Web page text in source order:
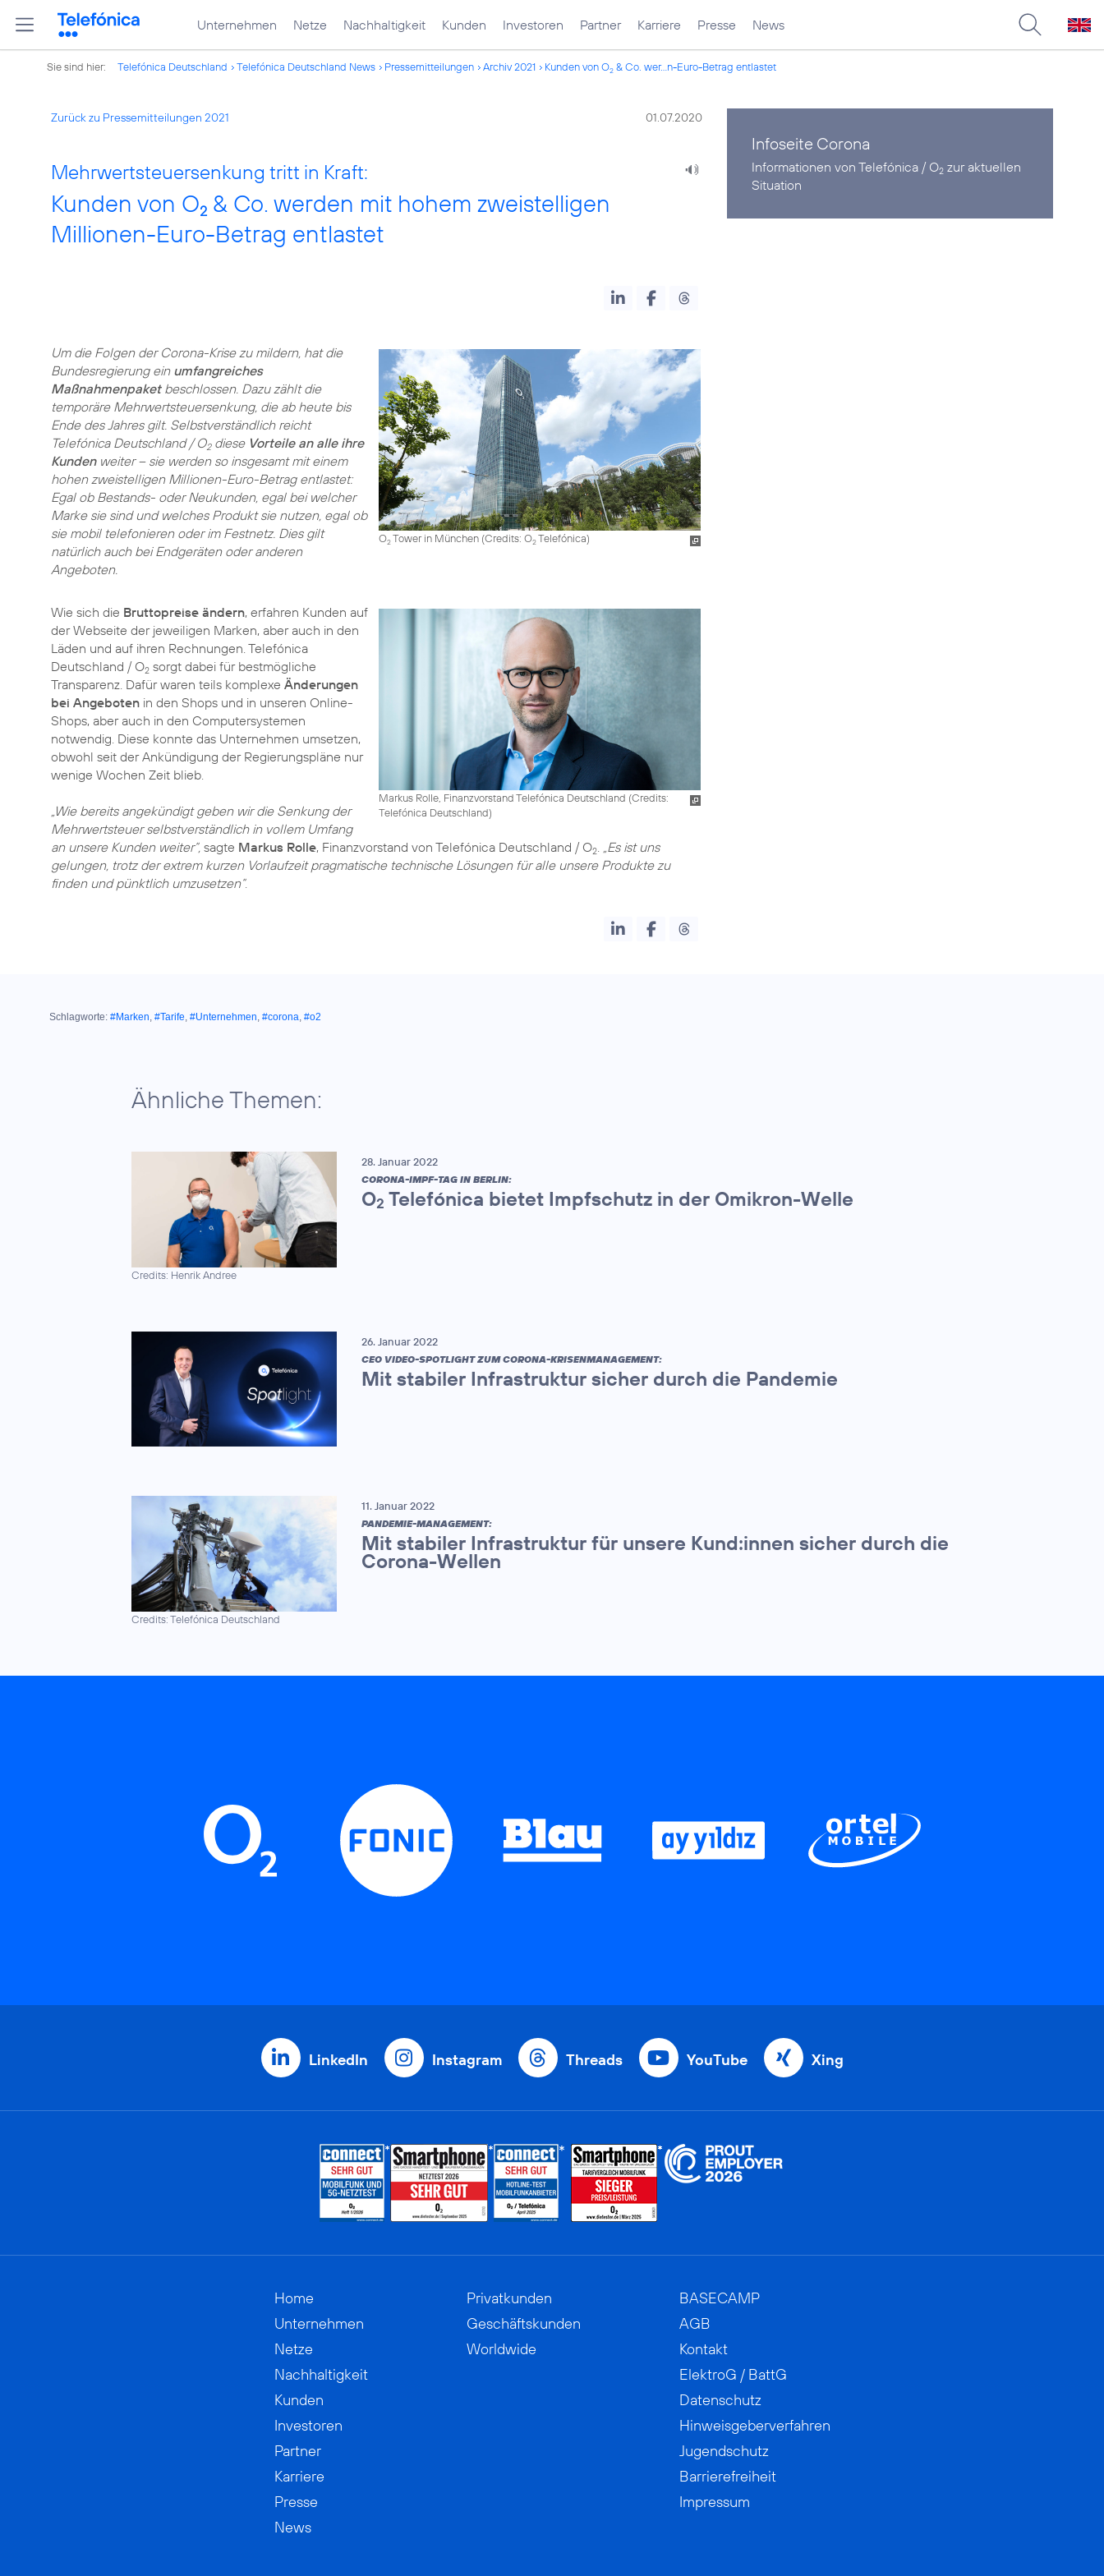
Unternehmen Netze Nachhaltigkeit Kunden Investoren Partner Karriere Presse News
Sie sind hier: Telefónica Deutschland Telefónica Deutschland News Pressemitteilungen Archiv 2021 Kunden von O2 & Co. wer...n-Euro-Betrag entlastet
Zurück zu Pressemitteilungen 2021 01.07.2020
Mehrwertsteuersenkung tritt in Kraft:
Kunden von O2 & Co. werden mit hohem zweistelligen
Millionen-Euro-Betrag entlastet
O2Tower in München (Credits: O2Telefónica)
Um die Folgen der Corona-Krise zu mildern, hat die
Bundesregierung ein umfangreiches
Maßnahmenpaketbeschlossen. Dazu zählt die
temporäre Mehrwertsteuersenkung, die ab heute bis
Ende des Jahres gilt. Selbstverständlich reicht
Telefónica Deutschland / O2diese Vorteile an alle ihre
Kundenweiter – sie werden so insgesamt mit einem
hohen zweistelligen Millionen-Euro-Betrag entlastet:
Egal ob Bestands- oder Neukunden, egal bei welcher
Marke sie sind und welches Produkt sie nutzen, egal ob
sie mobil telefonieren oder im Festnetz. Dies gilt
natürlich auch bei Endgeräten oder anderen
Angeboten.
Markus Rolle, Finanzvorstand Telefónica Deutschland (Credits:
Telefónica Deutschland)
Wie sich die Bruttopreise ändern, erfahren Kunden auf
der Webseite der jeweiligen Marken, aber auch in den
Läden und auf ihren Rechnungen. Telefónica
Deutschland / O2 sorgt dabei für bestmögliche
Transparenz. Dafür waren teils komplexe Änderungen
bei Angeboten in den Shops und in unseren Online-
Shops, aber auch in den Computersystemen
notwendig. Diese konnte das Unternehmen umsetzen,
obwohl seit der Ankündigung der Regierungspläne nur
wenige Wochen Zeit blieb.
„Wie bereits angekündigt geben wir die Senkung der
Mehrwertsteuer selbstverständlich in vollem Umfang
an unsere Kunden weiter“, sagte Markus Rolle, Finanzvorstand von Telefónica Deutschland / O2. „Es ist uns
gelungen, trotz der extrem kurzen Vorlaufzeit pragmatische technische Lösungen für alle unsere Produkte zu
finden und pünktlich umzusetzen“.
Infoseite Corona
Informationen von Telefónica / O2 zur aktuellen
Situation
Schlagworte: #Marken, #Tarife, #Unternehmen, #corona, #o2
Ähnliche Themen:
Credits: Henrik Andree
28. Januar 2022
CORONA-IMPF-TAG IN BERLIN:
O2 Telefónica bietet Impfschutz in der Omikron-Welle
26. Januar 2022
CEO VIDEO-SPOTLIGHT ZUM CORONA-KRISENMANAGEMENT:
Mit stabiler Infrastruktur sicher durch die Pandemie
Credits: Telefónica Deutschland
11. Januar 2022
PANDEMIE-MANAGEMENT:
Mit stabiler Infrastruktur für unsere Kund:innen sicher durch die
Corona-Wellen
LinkedIn Instagram Threads YouTube Xing
Home
Unternehmen
Netze
Nachhaltigkeit
Kunden
Investoren
Partner
Karriere
Presse
News
Privatkunden
Geschäftskunden
Worldwide
BASECAMP
AGB
Kontakt
ElektroG / BattG
Datenschutz
Hinweisgeberverfahren
Jugendschutz
Barrierefreiheit
Impressum